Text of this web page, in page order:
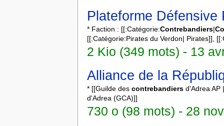
Plateforme Défensive
* Faction : [[:Catégorie:Contrebandiers|
[[:Catégorie:Pirates du Verdon| Pirates]],
2 Kio (349 mots) - 13
Alliance de la
* [[Guilde des contrebandiersd'Adrea AP
d'Adrea (GCA)]]
730 o (98 mots) - 28